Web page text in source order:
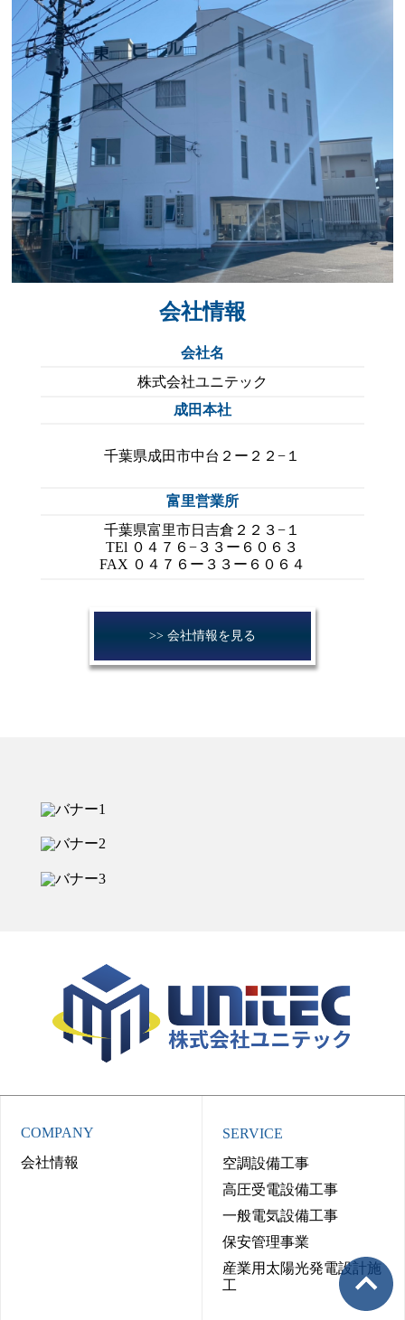
会社情報
会社名
株式会社ユニテック
成田本社
千葉県成田市中台２ー２２−１
富里営業所
千葉県富里市日吉倉２２３−１
TEl ０４７６−３３ー６０６３
FAX ０４７６ー３３ー６０６４
>> 会社情報を見る
COMPANY
会社情報
SERVICE
空調設備工事
高圧受電設備工事
一般電気設備工事
保安管理事業
産業用太陽光発電設計施
工